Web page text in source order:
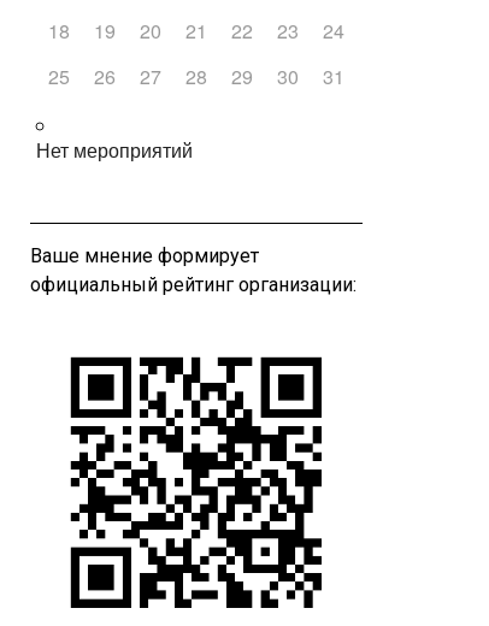
18
19 20 21 22 23
24
25
26 27 28 29 30 31
Нет мероприятий
Ваше мнение формирует
официальный рейтинг организации: